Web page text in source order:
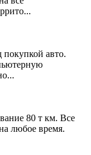
авто.
80 т км. Все
любое время.